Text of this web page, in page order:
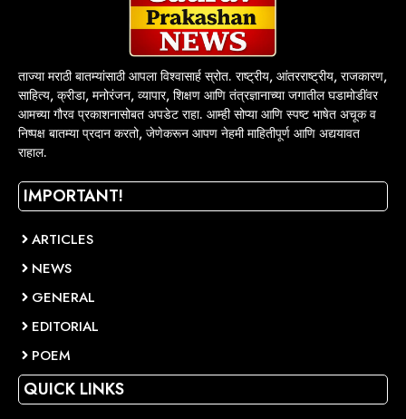
ताज्या मराठी बातम्यांसाठी आपला विश्वासार्ह स्रोत. राष्ट्रीय, आंतरराष्ट्रीय, राजकारण,
साहित्य, क्रीडा, मनोरंजन, व्यापार, शिक्षण आणि तंत्रज्ञानाच्या जगातील घडामोडींवर
आमच्या गौरव प्रकाशनासोबत अपडेट राहा. आम्ही सोप्या आणि स्पष्ट भाषेत अचूक व
निष्पक्ष बातम्या प्रदान करतो, जेणेकरून आपण नेहमी माहितीपूर्ण आणि अद्ययावत
राहाल.
IMPORTANT!
ARTICLES
NEWS
GENERAL
EDITORIAL
POEM
QUICK LINKS